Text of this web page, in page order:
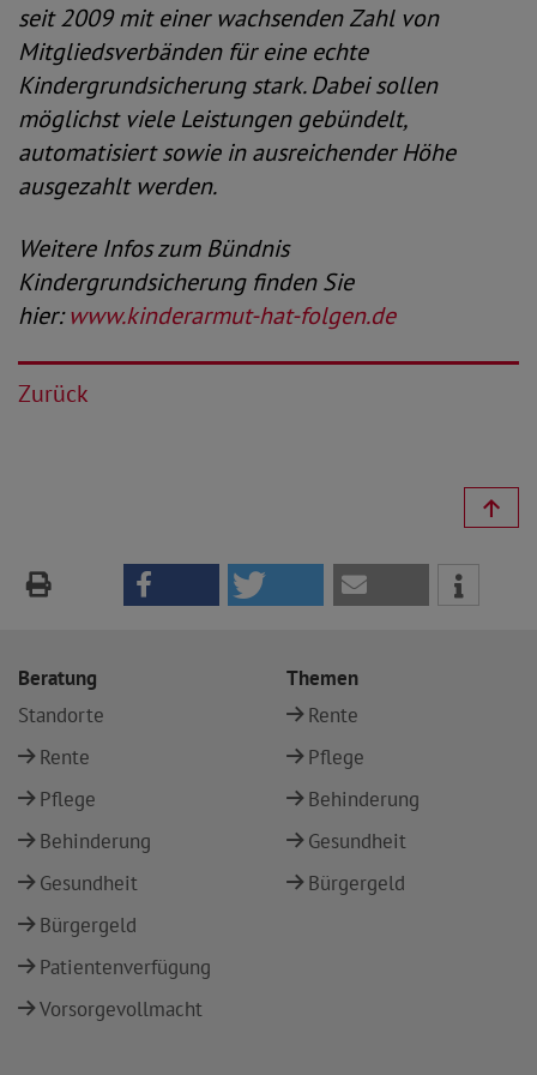
seit 2009 mit einer wachsenden Zahl von
Mitgliedsverbänden für eine echte
Kindergrundsicherung stark. Dabei sollen
möglichst viele Leistungen gebündelt,
automatisiert sowie in ausreichender Höhe
ausgezahlt werden.
Weitere Infos zum Bündnis
Kindergrundsicherung finden Sie
hier:www.kinderarmut-hat-folgen.de
Zurück
Beratung
Standorte
Rente
Pflege
Behinderung
Gesundheit
Bürgergeld
Patientenverfügung
Vorsorgevollmacht
Themen
Rente
Pflege
Behinderung
Gesundheit
Bürgergeld